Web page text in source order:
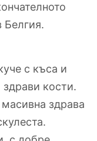
Белгия.
с къса и
кости.
здрава